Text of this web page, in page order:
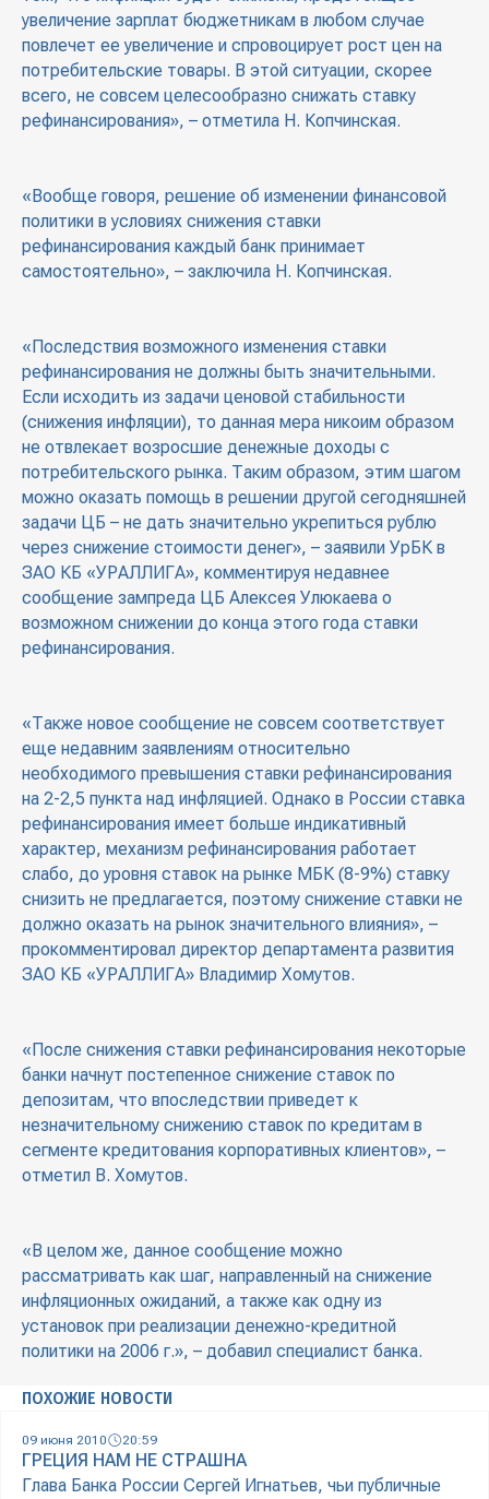
увеличение зарплат бюджетникам в любом случае
повлечет ее увеличение и спровоцирует рост цен на
потребительские товары. В этой ситуации, скорее
всего, не совсем целесообразно снижать ставку
рефинансирования», – отметила Н. Копчинская.
«Вообще говоря, решение об изменении финансовой
политики в условиях снижения ставки
рефинансирования каждый банк принимает
самостоятельно», – заключила Н. Копчинская.
«Последствия возможного изменения ставки
рефинансирования не должны быть значительными.
Если исходить из задачи ценовой стабильности
(снижения инфляции), то данная мера никоим образом
не отвлекает возросшие денежные доходы с
потребительского рынка. Таким образом, этим шагом
можно оказать помощь в решении другой сегодняшней
задачи ЦБ – не дать значительно укрепиться рублю
через снижение стоимости денег», – заявили УрБК в
ЗАО КБ «УРАЛЛИГА», комментируя недавнее
сообщение зампреда ЦБ Алексея Улюкаева о
возможном снижении до конца этого года ставки
рефинансирования.
«Также новое сообщение не совсем соответствует
еще недавним заявлениям относительно
необходимого превышения ставки рефинансирования
на 2-2,5 пункта над инфляцией. Однако в России ставка
рефинансирования имеет больше индикативный
характер, механизм рефинансирования работает
слабо, до уровня ставок на рынке МБК (8-9%) ставку
снизить не предлагается, поэтому снижение ставки не
должно оказать на рынок значительного влияния», –
прокомментировал директор департамента развития
ЗАО КБ «УРАЛЛИГА» Владимир Хомутов.
«После снижения ставки рефинансирования некоторые
банки начнут постепенное снижение ставок по
депозитам, что впоследствии приведет к
незначительному снижению ставок по кредитам в
сегменте кредитования корпоративных клиентов», –
отметил В. Хомутов.
«В целом же, данное сообщение можно
рассматривать как шаг, направленный на снижение
инфляционных ожиданий, а также как одну из
установок при реализации денежно-кредитной
политики на 2006 г.», – добавил специалист банка.
ПОХОЖИЕ НОВОСТИ
09 июня 2010 20:59
ГРЕЦИЯ НАМ НЕ СТРАШНА
Глава Банка России Сергей Игнатьев, чьи публичные